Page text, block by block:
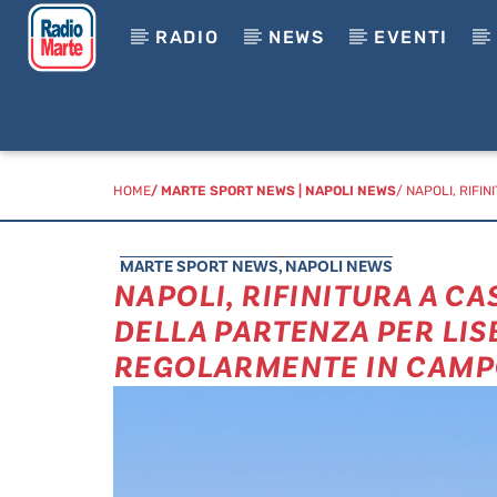
RADIO NEWS EVENTI
HOME/ MARTE SPORT NEWS NAPOLI NEWS/ NAPOLI,
MARTE SPORT NEWS, NAPOLI NEWS
NAPOLI, RIFINITURA A
DELLA PARTENZA PER
REGOLARMENTE IN